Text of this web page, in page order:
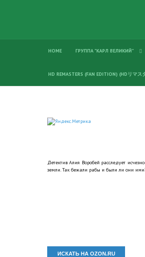
HOME ГРУППА "КАРЛ ВЕЛИКИЙ"
HD REMASTERS (FAN EDITION) (HDリマ
Детектив Алия Воробей расследует
земли. Так бежали рабы и были ли они
ИСКАТЬ НА OZON.RU